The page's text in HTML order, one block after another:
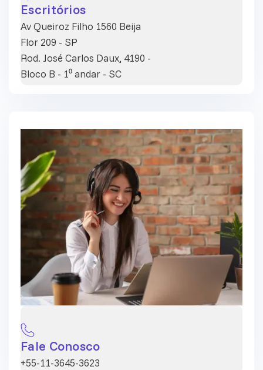
Escritórios
Av Queiroz Filho 1560 Beija
Flor 209 - SP
Rod. José Carlos Daux, 4190 -
Bloco B - 1⁰ andar - SC
Fale Conosco
+55-11-3645-3623